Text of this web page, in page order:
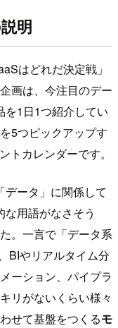
明
はどれだ決定戦」
画は、今注目のデー
を1日1つ紹介してい
5つピックアップす
トカレンダーです。
ータ」に関係して
用語がなさそう
。一言で「データ系
BIやリアルタイム分
ーション、パイプラ
リがないくらい様々
せて基盤をつくるモ